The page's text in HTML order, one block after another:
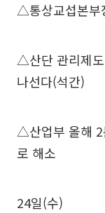
△통상교섭본부
△산단 관리제
나선다(석간)
△산업부 올해 2
로 해소
24일(수)